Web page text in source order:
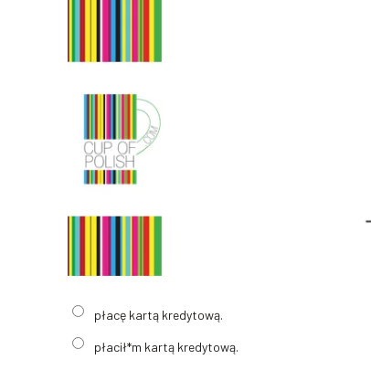
płacę kartą kredytową.
płacił*m kartą kredytową.